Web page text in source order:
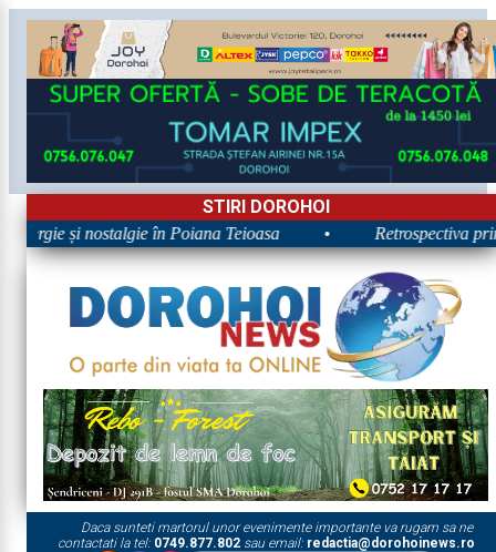
STIRI DOROHOI
și nostalgie în Poiana Teioasa Retrospectiva
Daca sunteti martorul unor evenimente importante va rugam sa ne
contactati la tel: 0749.877.802sau email: redactia@dorohoinews.ro